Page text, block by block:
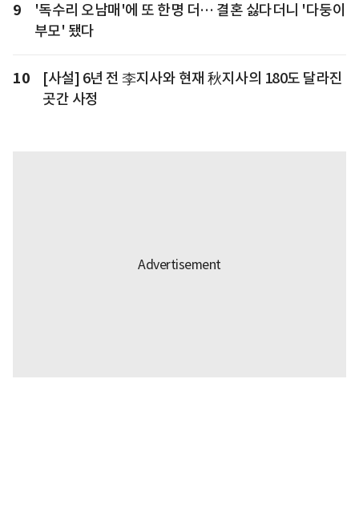
9
'독수리 오남매'에 또 한명 더… 결혼 싫다더니 '다둥이
부모' 됐다
10
[사설] 6년 전 李지사와 현재 秋지사의 180도 달라진
곳간 사정